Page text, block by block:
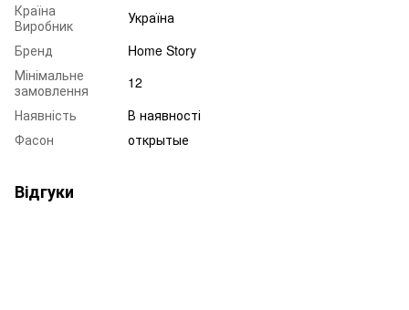
Країна
Виробник
Україна
Бренд
Home Story
Мінімальне
замовлення
12
Наявність
В наявності
Фасон
открытые
Відгуки